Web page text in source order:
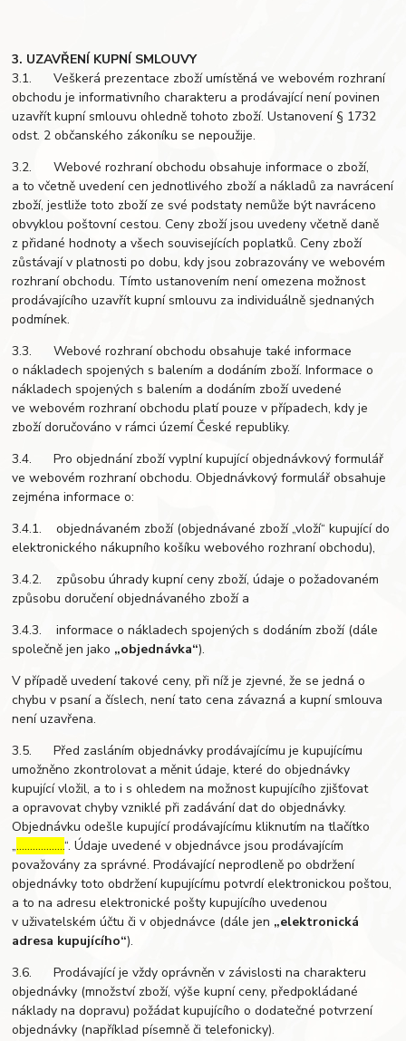
3. UZAVŘENÍ KUPNÍ SMLOUVY
3.1. Veškerá prezentace zboží umístěná ve webovém rozhraní
obchodu je informativního charakteru a prodávající není povinen
uzavřít kupní smlouvu ohledně tohoto zboží. Ustanovení § 1732
odst. 2 občanského zákoníku se nepoužije.
3.2. Webové rozhraní obchodu obsahuje informace o zboží,
a to včetně uvedení cen jednotlivého zboží a nákladů za navrácení
zboží, jestliže toto zboží ze své podstaty nemůže být navráceno
obvyklou poštovní cestou. Ceny zboží jsou uvedeny včetně daně
z přidané hodnoty a všech souvisejících poplatků. Ceny zboží
zůstávají v platnosti po dobu, kdy jsou zobrazovány ve webovém
rozhraní obchodu. Tímto ustanovením není omezena možnost
prodávajícího uzavřít kupní smlouvu za individuálně sjednaných
podmínek.
3.3. Webové rozhraní obchodu obsahuje také informace
o nákladech spojených s balením a dodáním zboží. Informace o
nákladech spojených s balením a dodáním zboží uvedené
ve webovém rozhraní obchodu platí pouze v případech, kdy je
zboží doručováno v rámci území České republiky.
3.4. Pro objednání zboží vyplní kupující objednávkový formulář
ve webovém rozhraní obchodu. Objednávkový formulář obsahuje
zejména informace o:
3.4.1. objednávaném zboží (objednávané zboží „vloží“ kupující do
elektronického nákupního košíku webového rozhraní obchodu),
3.4.2. způsobu úhrady kupní ceny zboží, údaje o požadovaném
způsobu doručení objednávaného zboží a
3.4.3. informace o nákladech spojených s dodáním zboží (dále
společně jen jako „objednávka“).
V případě uvedení takové ceny, při níž je zjevné, že se jedná o
chybu v psaní a číslech, není tato cena závazná a kupní smlouva
není uzavřena.
3.5. Před zasláním objednávky prodávajícímu je kupujícímu
umožněno zkontrolovat a měnit údaje, které do objednávky
kupující vložil, a to i s ohledem na možnost kupujícího zjišťovat
a opravovat chyby vzniklé při zadávání dat do objednávky.
Objednávku odešle kupující prodávajícímu kliknutím na tlačítko
„………………“. Údaje uvedené v objednávce jsou prodávajícím
považovány za správné. Prodávající neprodleně po obdržení
objednávky toto obdržení kupujícímu potvrdí elektronickou poštou,
a to na adresu elektronické pošty kupujícího uvedenou
v uživatelském účtu či v objednávce (dále jen „elektronická
adresa kupujícího“).
3.6. Prodávající je vždy oprávněn v závislosti na charakteru
objednávky (množství zboží, výše kupní ceny, předpokládané
náklady na dopravu) požádat kupujícího o dodatečné potvrzení
objednávky (například písemně či telefonicky).